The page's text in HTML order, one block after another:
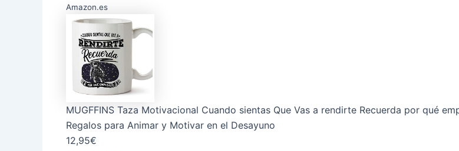
Amazon.es
MUGFFINS Taza Motivacional Cuando sientas Que Vas a rendirte Recuerda por qué
Regalos para Animar y Motivar en el Desayuno
12,95€